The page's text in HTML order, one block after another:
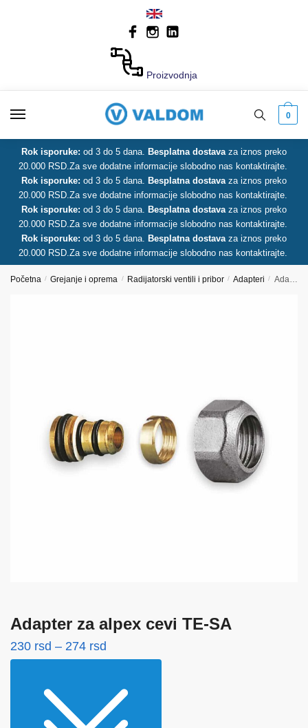
Proizvodnja
0
Rok isporuke: od 3 do 5 dana. Besplatna dostava za iznos preko
20.000 RSD. Za sve dodatne informacije slobodno nas kontaktirajte.
Rok isporuke: od 3 do 5 dana. Besplatna dostava za iznos preko
20.000 RSD. Za sve dodatne informacije slobodno nas kontaktirajte.
Rok isporuke: od 3 do 5 dana. Besplatna dostava za iznos preko
20.000 RSD. Za sve dodatne informacije slobodno nas kontaktirajte.
Rok isporuke: od 3 do 5 dana. Besplatna dostava za iznos preko
20.000 RSD. Za sve dodatne informacije slobodno nas kontaktirajte.
Početna / Grejanje i oprema / Radijatorski ventili i pribor / Adapteri / Adapter za alpex cevi TE-SA
Adapter za alpex cevi TE-SA
230 rsd – 274 rsd
230 rsd
do